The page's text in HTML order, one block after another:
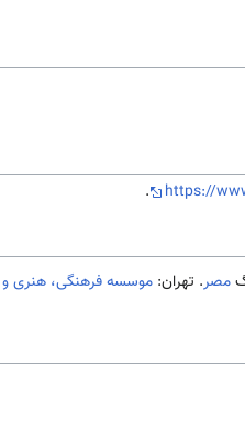
https://
.
مصر. تهران: موسسه فرهنگی، هنری و